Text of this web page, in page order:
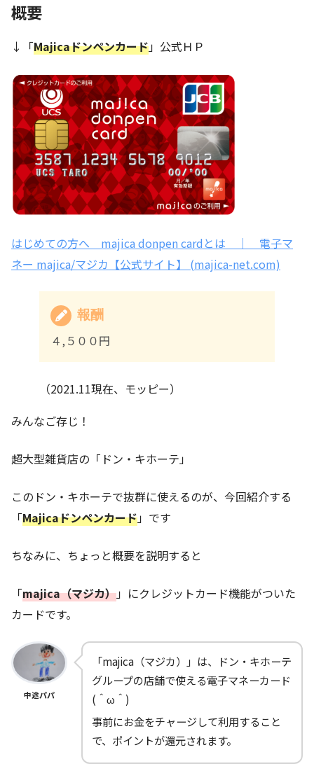
概要
↓「Majicaドンペンカード」公式ＨＰ
はじめての方へ majica donpen cardとは ｜ 電子マ
ネー majica/マジカ【公式サイト】 (majica-net.com)
報酬
４,５００円
（2021.11現在、モッピー）
みんなご存じ！
超大型雑貨店の「ドン・キホーテ」
このドン・キホーテで抜群に使えるのが、今回紹介する
「Majicaドンペンカード」です
ちなみに、ちょっと概要を説明すると
「majica（マジカ）」にクレジットカード機能がついた
カードです。
中途パパ
「majica（マジカ）」は、ドン・キホーテ
グループの店舗で使える電子マネーカード
(＾ω＾)
事前にお金をチャージして利用すること
で、ポイントが還元されます。